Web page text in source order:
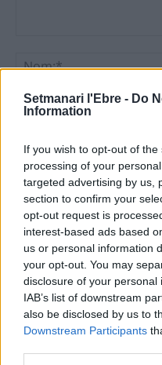
Setmanari l'Ebre - Do
Information
If you wish to opt-out of
processing of your
targeted advertising by us,
section to confirm your
opt-out request is
interest-based ads based
us or personal information
your opt-out. You may
disclosure of your
IAB’s list of downstream
also be disclosed by us to
Downstream Participants
Deseu el meu nom, el
aquest navegador per a la
ÚLTIMES NOTÍCIES